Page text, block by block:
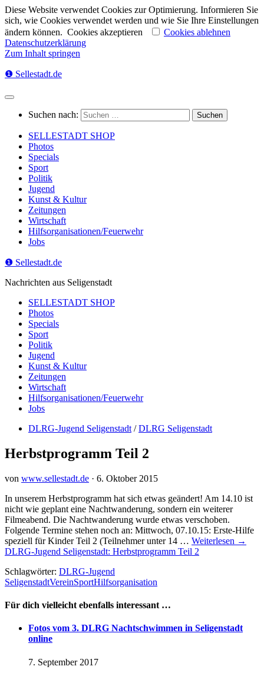
Diese Website verwendet Cookies zur Optimierung. Informieren Sie
sich, wie Cookies verwendet werden und wie Sie Ihre Einstellungen
ändern können. Cookies akzeptieren
Cookies ablehnen
Datenschutzerklärung
Zum Inhalt springen
❶ Sellestadt.de
Suchen nach:
SELLESTADT SHOP
Photos
Specials
Sport
Politik
Jugend
Kunst & Kultur
Zeitungen
Wirtschaft
Hilfsorganisationen/Feuerwehr
Jobs
❶ Sellestadt.de
Nachrichten aus Seligenstadt
SELLESTADT SHOP
Photos
Specials
Sport
Politik
Jugend
Kunst & Kultur
Zeitungen
Wirtschaft
Hilfsorganisationen/Feuerwehr
Jobs
DLRG-Jugend Seligenstadt / DLRG Seligenstadt
Herbstprogramm Teil 2
von www.sellestadt.de · 6. Oktober 2015
In unserem Herbstprogramm hat sich etwas geändert! Am 14.10 ist
nicht wie geplant eine Nachtwanderung, sondern ein weiterer
Filmeabend. Die Nachtwanderung wurde etwas verschoben.
Folgende Termine stehen noch an: Mittwoch, 07.10.15: Erste-Hilfe
speziell für Kinder Teil 2 (Teilnehmer unter 14 … Weiterlesen →
DLRG-Jugend Seligenstadt: Herbstprogramm Teil 2
Schlagwörter: DLRG-Jugend
SeligenstadtVereinSportHilfsorganisation
Für dich vielleicht ebenfalls interessant …
Fotos vom 3. DLRG Nachtschwimmen in Seligenstadt
online
7. September 2017